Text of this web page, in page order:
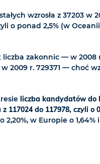
wzrosła z 37203 w
o ponad 2,5% (w
liczba zakonnic — w 2008
2009 r. 729371 — choć
liczba kandydatów do
117024 do 117978, czyli o
2,20%, w Europie o